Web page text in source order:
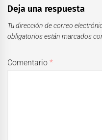
Deja una respuesta
Tu dirección de correo
obligatorios están marcados
Comentario*